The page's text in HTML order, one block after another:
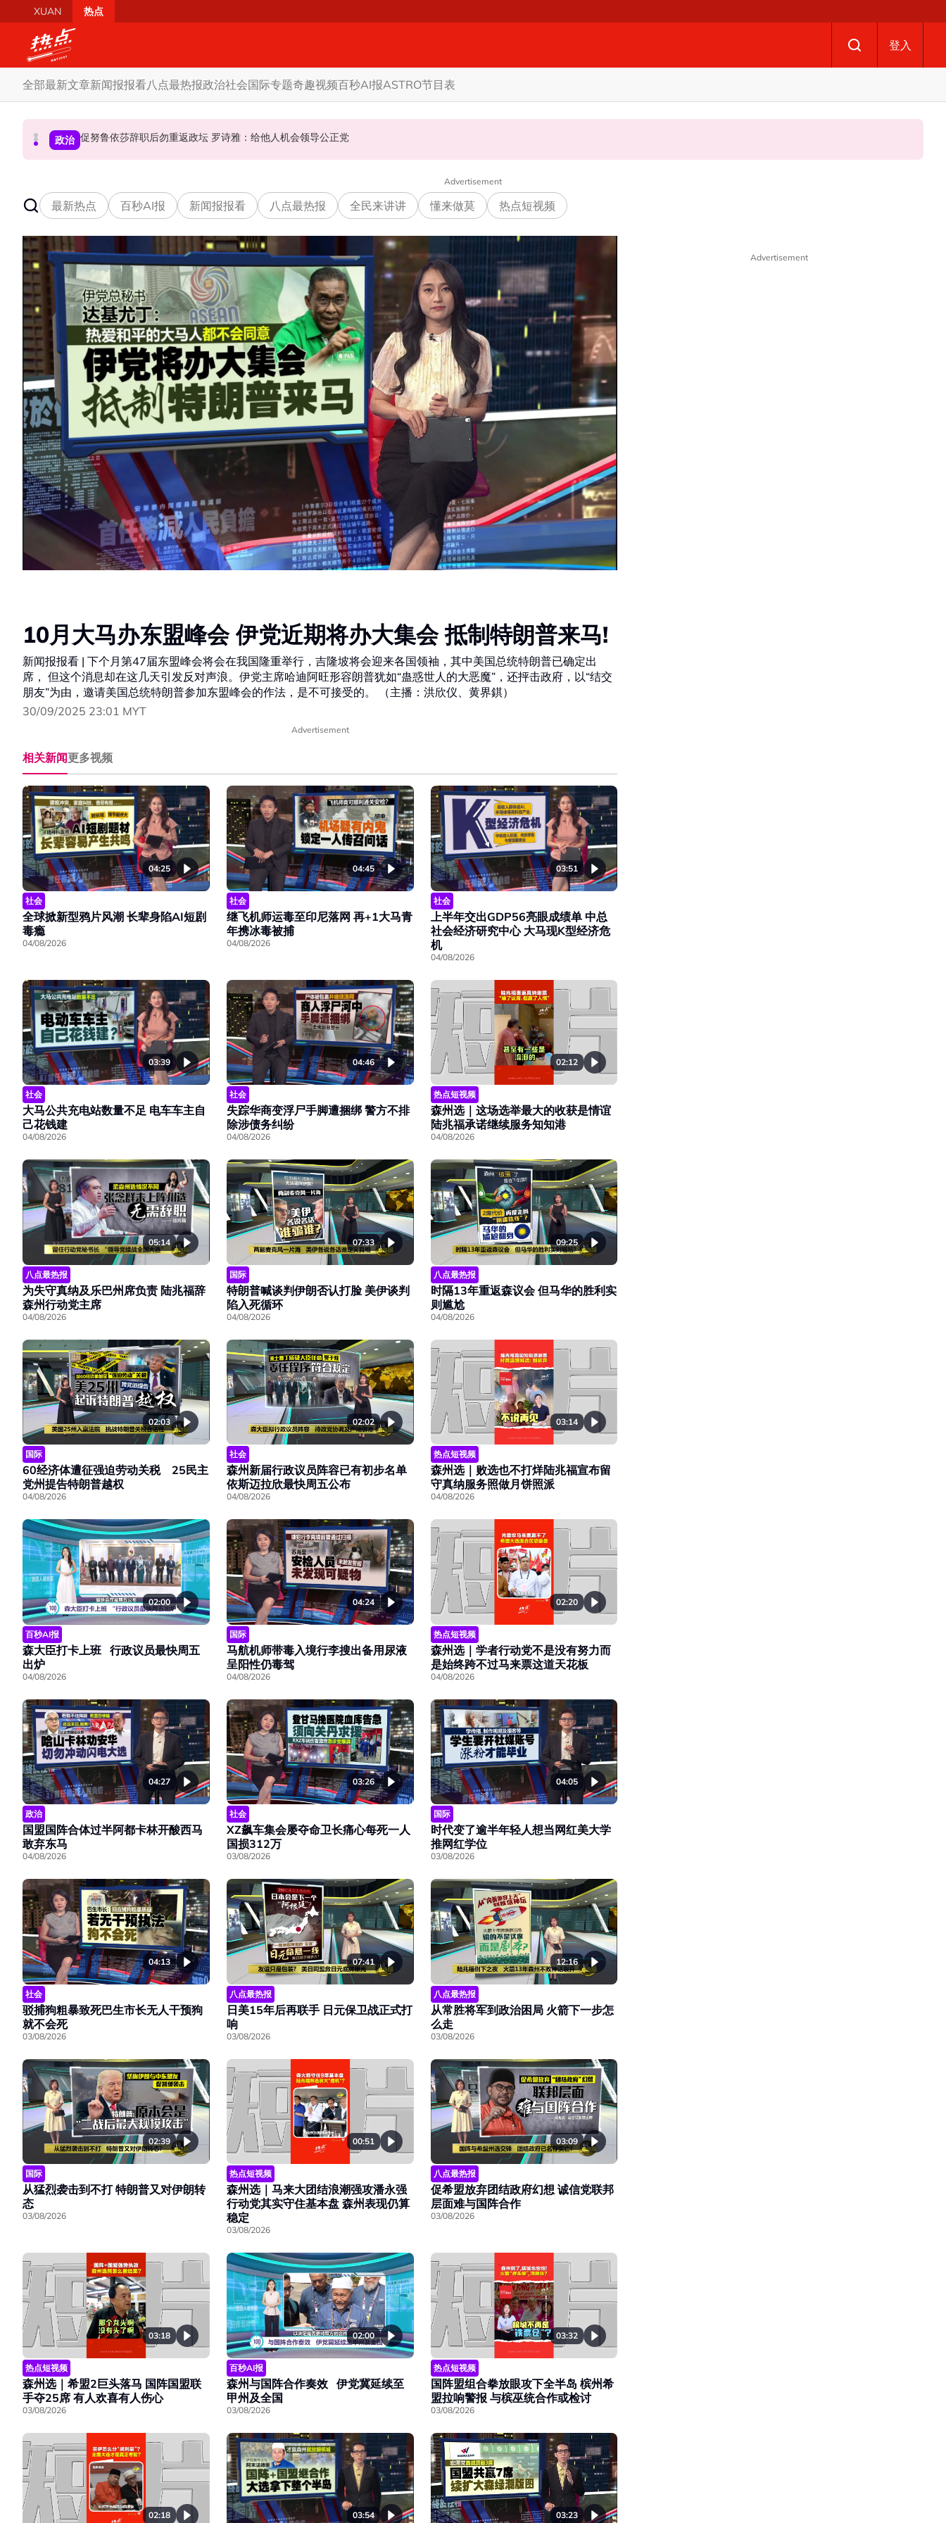
Skip to main content
XUAN 热点
登入
全部最新文章新闻报报看八点最热报政治社会国际专题奇趣视频百秒AI报ASTRO节目表
政治 炮轰哈迪不了解章程 阿兹敏：国盟无“自动退盟”规定
政治 促努鲁依莎辞职后勿重返政坛 罗诗雅：给他人机会领导公正党
国际 泰校园枪击案酿8师生亡 枪手疑遭长期遭霸凌成导火索
Advertisement
最新热点 百秒AI报 新闻报报看 八点最热报 全民来讲讲 懂来做莫 热点短视频
10月大马办东盟峰会 伊党近期将办大集会 抵制特朗普来马!
新闻报报看 | 下个月第47届东盟峰会将会在我国隆重举行，吉隆坡将会迎来各国领袖，其中美国总统特朗普已确定出
席， 但这个消息却在这几天引发反对声浪。伊党主席哈迪阿旺形容朗普犹如“蛊惑世人的大恶魔”，还抨击政府，以“结交
朋友”为由，邀请美国总统特朗普参加东盟峰会的作法，是不可接受的。 （主播：洪欣仪、黄界錤）
30/09/2025 23:01 MYT
Advertisement
相关新闻更多视频
04:25
社会
全球掀新型鸦片风潮 长辈身陷AI短剧
毒瘾
04/08/2026
04:45
社会
继飞机师运毒至印尼落网 再+1大马青
年携冰毒被捕
04/08/2026
03:51
社会
上半年交出GDP56亮眼成绩单 中总
社会经济研究中心 大马现K型经济危
机
04/08/2026
03:39
社会
大马公共充电站数量不足 电车车主自
己花钱建
04/08/2026
04:46
社会
失踪华商变浮尸手脚遭捆绑 警方不排
除涉债务纠纷
04/08/2026
02:12
热点短视频
森州选｜这场选举最大的收获是情谊
陆兆福承诺继续服务知知港
04/08/2026
05:14
八点最热报
为失守真纳及乐巴州席负责 陆兆福辞
森州行动党主席
04/08/2026
07:33
国际
特朗普喊谈判伊朗否认打脸 美伊谈判
陷入死循环
04/08/2026
09:25
八点最热报
时隔13年重返森议会 但马华的胜利实
则尴尬
04/08/2026
02:03
国际
60经济体遭征强迫劳动关税 25民主
党州提告特朗普越权
04/08/2026
02:02
社会
森州新届行政议员阵容已有初步名单
依斯迈拉欣最快周五公布
04/08/2026
03:14
热点短视频
森州选｜败选也不打烊陆兆福宣布留
守真纳服务照做月饼照派
04/08/2026
02:00
百秒AI报
森大臣打卡上班 行政议员最快周五
出炉
04/08/2026
04:24
国际
马航机师带毒入境行李搜出备用尿液
呈阳性仍毒驾
04/08/2026
02:20
热点短视频
森州选｜学者行动党不是没有努力而
是始终跨不过马来票这道天花板
04/08/2026
04:27
政治
国盟国阵合体过半阿都卡林开酸西马
敢弃东马
04/08/2026
03:26
社会
XZ飙车集会屡夺命卫长痛心每死一人
国损312万
03/08/2026
04:05
国际
时代变了逾半年轻人想当网红美大学
推网红学位
03/08/2026
04:13
社会
驳捕狗粗暴致死巴生市长无人干预狗
就不会死
03/08/2026
07:41
八点最热报
日美15年后再联手 日元保卫战正式打
响
03/08/2026
12:16
八点最热报
从常胜将军到政治困局 火箭下一步怎
么走
03/08/2026
02:39
国际
从猛烈袭击到不打 特朗普又对伊朗转
态
03/08/2026
00:51
热点短视频
森州选｜马来大团结浪潮强攻潘永强
行动党其实守住基本盘 森州表现仍算
稳定
03/08/2026
03:09
八点最热报
促希盟放弃团结政府幻想 诚信党联邦
层面难与国阵合作
03/08/2026
03:18
热点短视频
森州选｜希盟2巨头落马 国阵国盟联
手夺25席 有人欢喜有人伤心
03/08/2026
02:00
百秒AI报
森州与国阵合作奏效 伊党冀延续至
甲州及全国
03/08/2026
03:32
热点短视频
国阵盟组合拳放眼攻下全半岛 槟州希
盟拉响警报 与槟巫统合作或检讨
03/08/2026
02:18 03:54 03:23
Advertisement